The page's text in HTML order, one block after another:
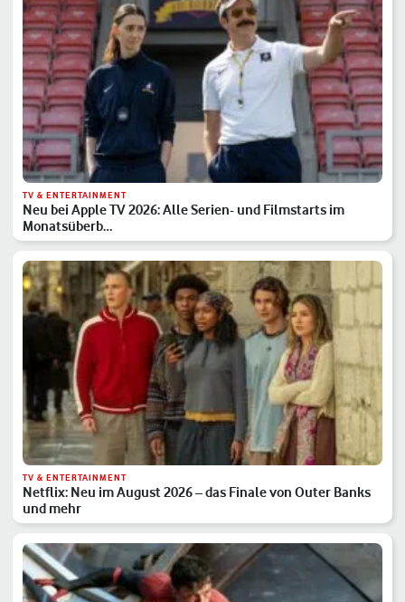
TV & ENTERTAINMENT
Neu bei Apple TV 2026: Alle Serien- und Filmstarts im
Monatsüberb…
TV & ENTERTAINMENT
Netflix: Neu im August 2026 – das Finale von Outer Banks
und mehr